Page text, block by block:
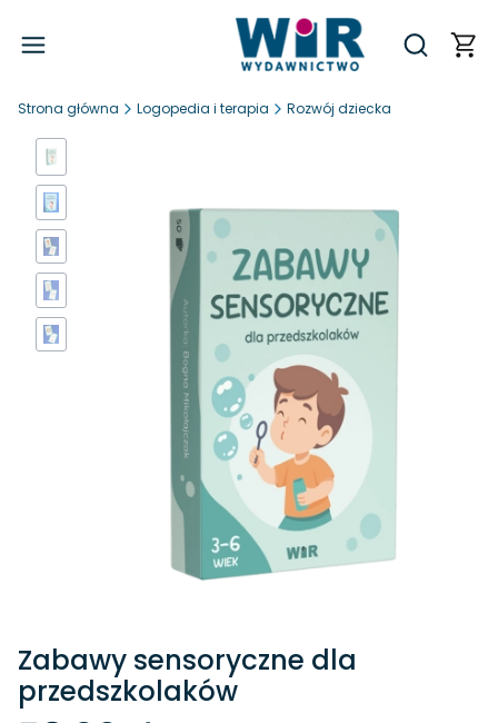
Otwórz
Strona główna Logopedia i terapia Rozwój dziecka
Zabawy sensoryczne dla
przedszkolaków